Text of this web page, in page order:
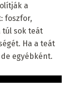
a
foszfor,
túl sok teát
Ha a teát
egyébként.